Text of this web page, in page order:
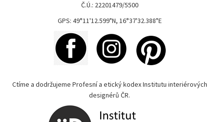
Č.Ú.: 22201479/5500
GPS: 49°11'12.599"N, 16°37'32.388"E
Ctíme a dodržujeme Profesní a etický kodex Institutu interiérových
designérů ČR.